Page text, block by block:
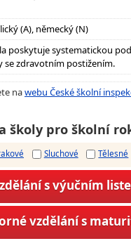
(A), německý (N)
poskytuje systematickou
se zdravotním postižením.
nawebu České školní
školy pro školní
Sluchové Tělesné
s výučním
vzdělání s